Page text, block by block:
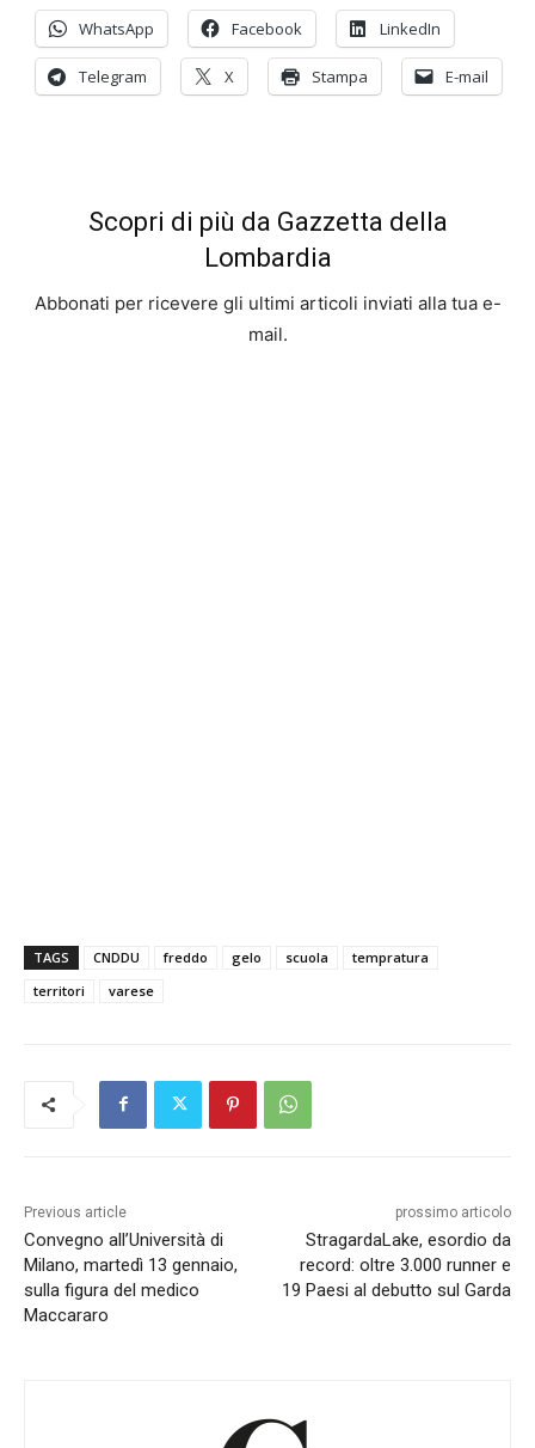
WhatsApp Facebook LinkedIn
Telegram X Stampa E-mail
Scopri di più da Gazzetta della
Lombardia
Abbonati per ricevere gli ultimi articoli inviati alla tua e-
mail.
TAGS CNDDU freddo gelo scuola
tempratura
territori
varese
Previous article
Convegno all’Università di
Milano, martedì 13 gennaio,
sulla figura del medico
Maccararo
prossimo articolo
StragardaLake, esordio da
record: oltre 3.000 runner e
19 Paesi al debutto sul Garda